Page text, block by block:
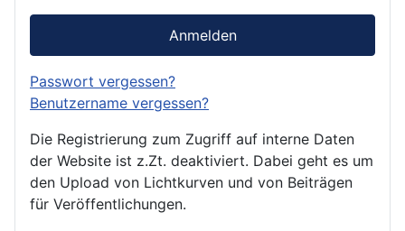
Anmelden
Passwort vergessen?
Benutzername vergessen?
Die Registrierung zum Zugriff auf interne Daten
der Website ist z.Zt. deaktiviert. Dabei geht es um
den Upload von Lichtkurven und von Beiträgen
für Veröffentlichungen.